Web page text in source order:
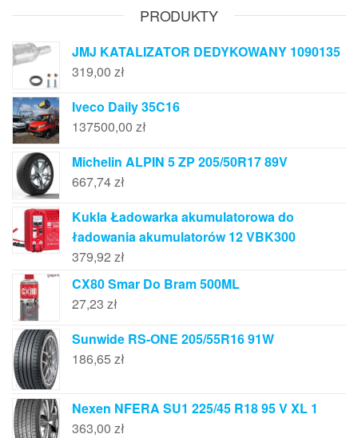
PRODUKTY
JMJ KATALIZATOR DEDYKOWANY 1090135
319,00 zł
Iveco Daily 35C16
137500,00 zł
Michelin ALPIN 5 ZP 205/50R17 89V
667,74zł
Kukla Ładowarka akumulatorowa do
ładowania akumulatorów 12 VBK300
379,92 zł
CX80 Smar Do Bram 500ML
27,23 zł
Sunwide RS-ONE 205/55R16 91W
186,65 zł
Nexen NFERA SU1 225/45 R18 95 V XL 1
363,00 zł